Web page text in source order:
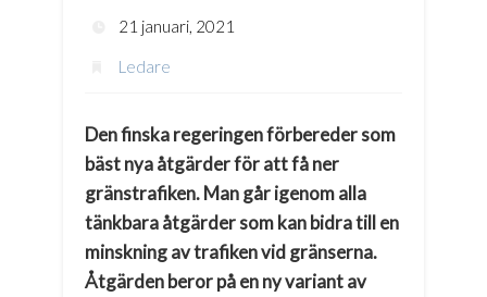
21 januari, 2021
Ledare
Den finska regeringen förbereder som
bäst nya åtgärder för att få ner
gränstrafiken. Man går igenom alla
tänkbara åtgärder som kan bidra till en
minskning av trafiken vid gränserna.
Åtgärden beror på en ny variant av